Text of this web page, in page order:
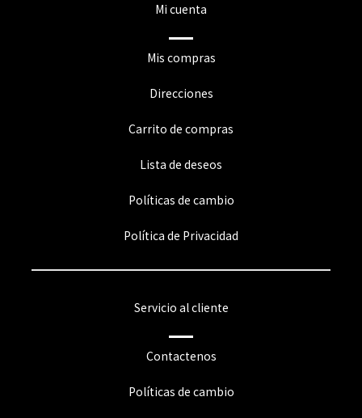
Mi cuenta
Mis compras
Direcciones
Carrito de compras
Lista de deseos
Políticas de cambio
Política de Privacidad
Servicio al cliente
Contactenos
Políticas de cambio